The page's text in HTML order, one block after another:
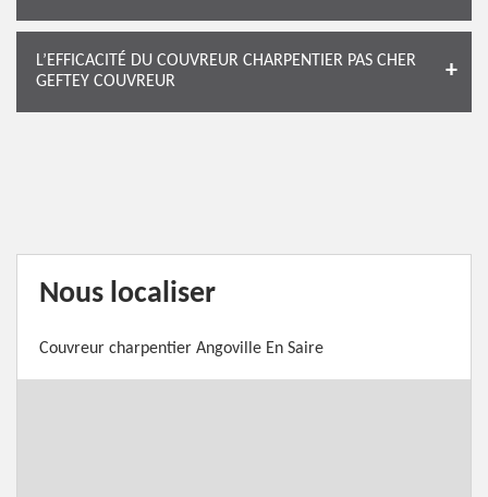
L’EFFICACITÉ DU COUVREUR CHARPENTIER PAS CHER
GEFTEY COUVREUR
Nous localiser
Couvreur charpentier Angoville En Saire